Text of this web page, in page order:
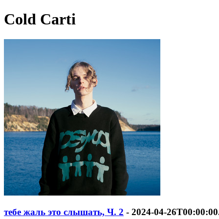
Cold Carti
тебе жаль это слышать, Ч. 2 - 2024-04-